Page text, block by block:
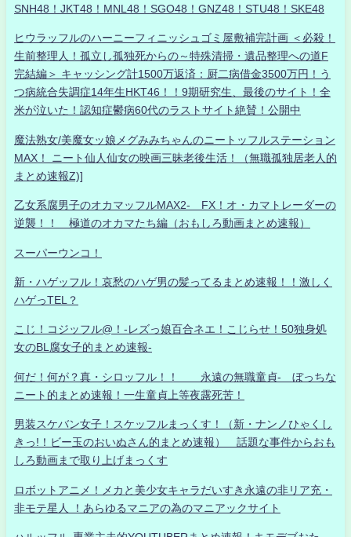
SNH48！JKT48！MNL48！SGO48！GNZ48！STU48！SKE48
ヒウラッフルのハーニーフィニッシュゴミ屋敷補完計画 ＜必殺！
生前整理人！孤立し孤独死からの～特殊清掃・遺品整理への道F
完結編＞ キャッシング計1500万返済：厨二病借金3500万円！う
つ病統合失調症14年生HKT46！！9期研究生、最後のサイト！全
米が泣いた！認知症鬱病60代のラストサイト絶賛！公開中
魔法熟女/美魔女ッ娘メグみみちゃんのニートッフルステーション
MAX！ ニート仙人仙女の映画三昧老後生活！（無職孤独居老人的
まとめ速報Z)]
乙女系腐男子のオカマッフルMAX2- FX！オ・カマトレーダーの
逆襲！！ 極道のオカマたち編（おもしろ動画まとめ速報）
スーパーウンコ！
新・ハゲッフル！哀愁のハゲ男の髪ってるまとめ速報！！激しく
ハゲっTEL？
こじ！コジッフル@！-レズっ娘百合ネエ！こじらせ！50独身処
女のBL腐女子的まとめ速報-
何だ！何が？真・シロッフル！！ 永遠の無職童貞- ぼっちな
ニート的まとめ速報！一生童貞上等夜露死苦！
男装スケバン女子！スケッフルまっくす！（新・ナンノひゃくし
きっ!！ビー玉のおいぬさん的まとめ速報） 話題な事件からおも
しろ動画まで取り上げまっくす
ロボットアニメ！メカと美少女キャラだいすき永遠の非リア充・
非モテ星人 ！あらゆるマニアの為のマニアックサイト